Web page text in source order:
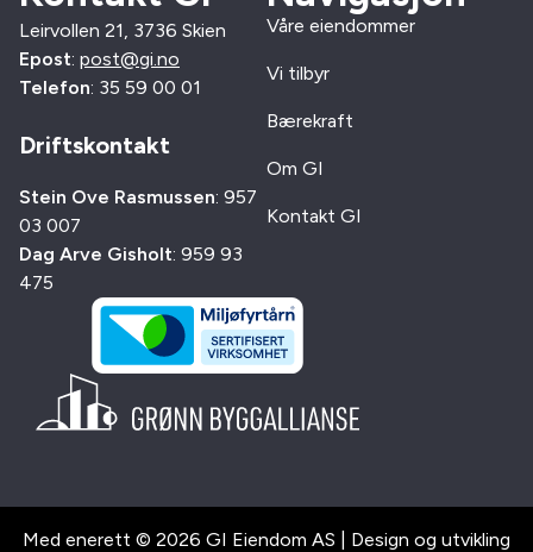
Leirvollen 21, 3736 Skien
Epost: post@gi.no
Telefon: 35 59 00 01
Driftskontakt
Stein Ove Rasmussen: 957
03 007
Dag Arve Gisholt: 959 93
475
Våre eiendommer
Vi tilbyr
Bærekraft
Om GI
Kontakt GI
Med enerett © 2026 GI Eiendom AS | Design og utvikling